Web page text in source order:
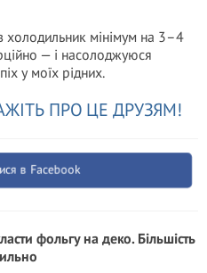
мінімум на 3–4
— і насолоджуюся
у моїх рідних.
ПРО ЦЕ ДРУЗЯМ!
в Facebook